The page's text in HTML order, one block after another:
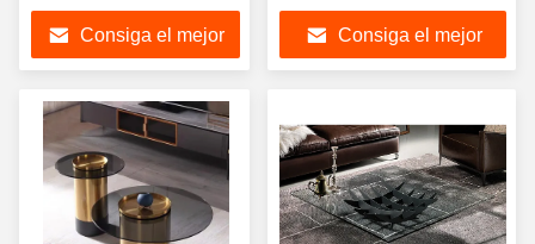
Interés visual
Consiga el mejor
moderna
Consiga el mejor